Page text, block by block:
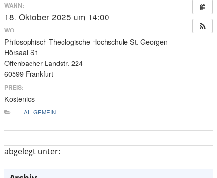
WANN:
18. Oktober 2025 um 14:00
WO:
Philosophisch-Theologische Hochschule St. Georgen
Hörsaal S1
Offenbacher Landstr. 224
60599 Frankfurt
PREIS:
Kostenlos
ALLGEMEIN
abgelegt unter: